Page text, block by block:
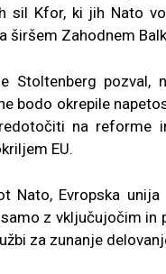
sil Kfor, ki jih Nato
širšem Zahodnem
Stoltenberg pozval,
bodo okrepile
na reforme
EU.
Nato, Evropska
z vključujočim in
za zunanje